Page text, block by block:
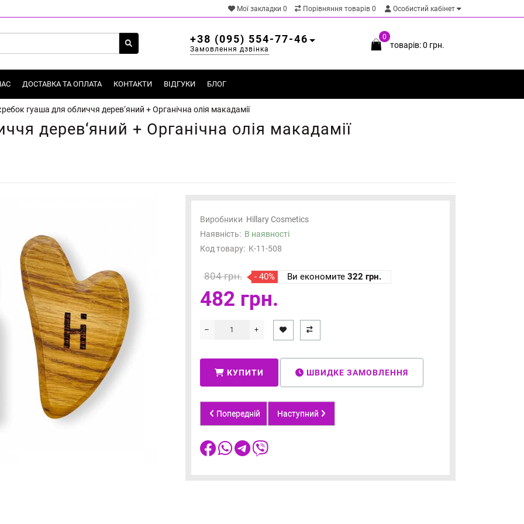
Мої закладки 0 Порівняння товарів 0 Особистий кабінет
0
товарів: 0 грн.
+38 (095) 554-77-46
Замовлення дзвінка
ДОСТАВКА ТА ОПЛАТА КОНТАКТИ ВІДГУКИ БЛОГ
гуаша для обличчя дерев‘яний + Органічна олія макадамії
дерев‘яний + Органічна олія макадамії
Виробники Hillary Cosmetics
Наявність: В наявності
Код товару: K-11-508
804 грн. - 40% Ви економите 322 грн.
482 грн.
КУПИТИ ШВИДКЕ ЗАМОВЛЕННЯ
Попередній Наступний